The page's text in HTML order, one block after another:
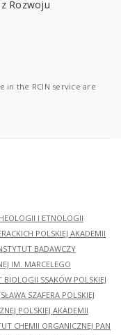
in the RCIN service are
I ETNOLOGII
POLSKIEJ AKADEMII
BADAWCZY
IM. MARCELEGO
BIOLOGII SSAKÓW POLSKIEJ
SZAFERA POLSKIEJ
POLSKIEJ AKADEMII
CHEMII ORGANICZNEJ PAN